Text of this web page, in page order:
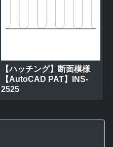
【ハッチング】断面模様
【AutoCAD PAT】INS-
2525